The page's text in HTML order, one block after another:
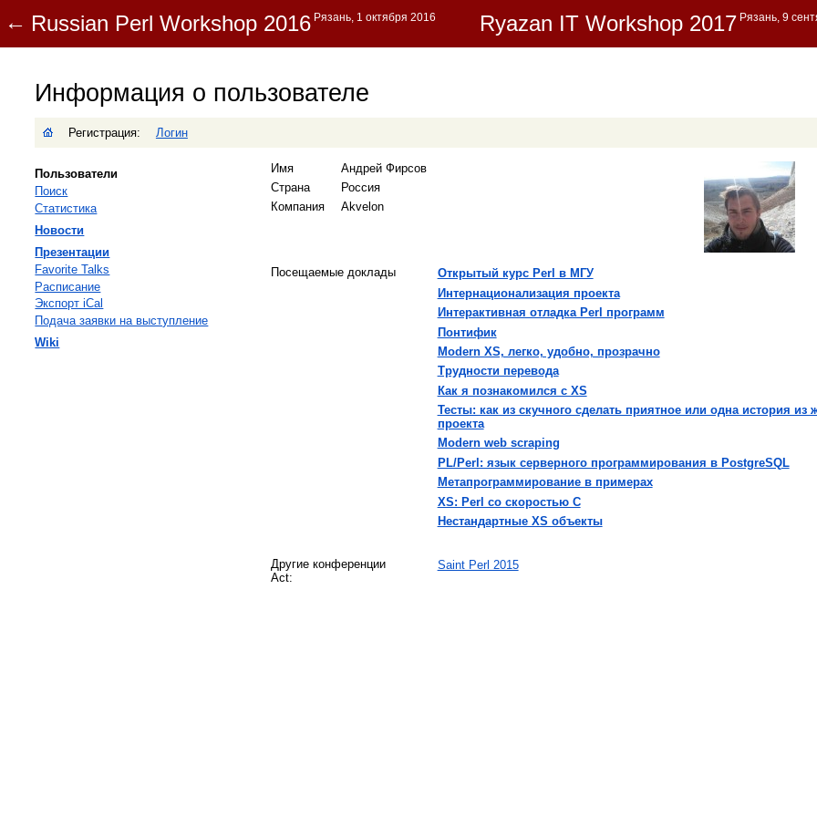
Информация о пользователе
Регистрация: Логин
Пользователи
Поиск
Статистика
Новости
Презентации
Favorite Talks
Расписание
Экспорт iCal
Подача заявки на выступление
Wiki
Имя
Андрей Фирсов
Страна
Россия
Компания
Akvelon
Посещаемые доклады
‎Открытый курс Perl в МГУ‎
‎Интернационализация проекта‎
‎Интерактивная отладка Perl программ‎
‎Понтифик‎
‎Modern XS, легко, удобно, прозрачно‎
‎Трудности перевода‎
‎Как я познакомился c XS‎
‎Тесты: как из скучного сделать приятное или одна история из
проекта‎
‎Modern web scraping‎
‎PL/Perl: язык серверного программирования в PostgreSQL‎
‎Метапрограммирование в примерах‎
‎XS: Perl со скоростью C‎
‎Нестандартные XS объекты‎
Другие конференции
Act:
Saint Perl 2015